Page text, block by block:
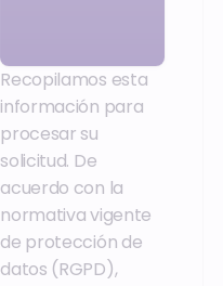
Recopilamos esta
información para
procesar su
solicitud. De
acuerdo con la
normativa vigente
de protección de
datos (RGPD),